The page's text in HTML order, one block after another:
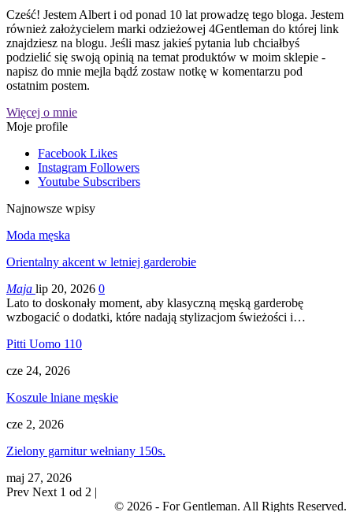
Cześć! Jestem Albert i od ponad 10 lat prowadzę tego bloga. Jestem
również założycielem marki odzieżowej 4Gentleman do której link
znajdziesz na blogu. Jeśli masz jakieś pytania lub chciałbyś
podzielić się swoją opinią na temat produktów w moim sklepie -
napisz do mnie mejla bądź zostaw notkę w komentarzu pod
ostatnim postem.
Więcej o mnie
Moje profile
Facebook Likes
Instagram Followers
Youtube Subscribers
Najnowsze wpisy
Moda męska
Orientalny akcent w letniej garderobie
Maja lip 20, 2026 0
Lato to doskonały moment, aby klasyczną męską garderobę
wzbogacić o dodatki, które nadają stylizacjom świeżości i…
Pitti Uomo 110
cze 24, 2026
Koszule lniane męskie
cze 2, 2026
Zielony garnitur wełniany 150s.
maj 27, 2026
Prev Next 1 od 2 |
© 2026 - For Gentleman. All Rights Reserved.